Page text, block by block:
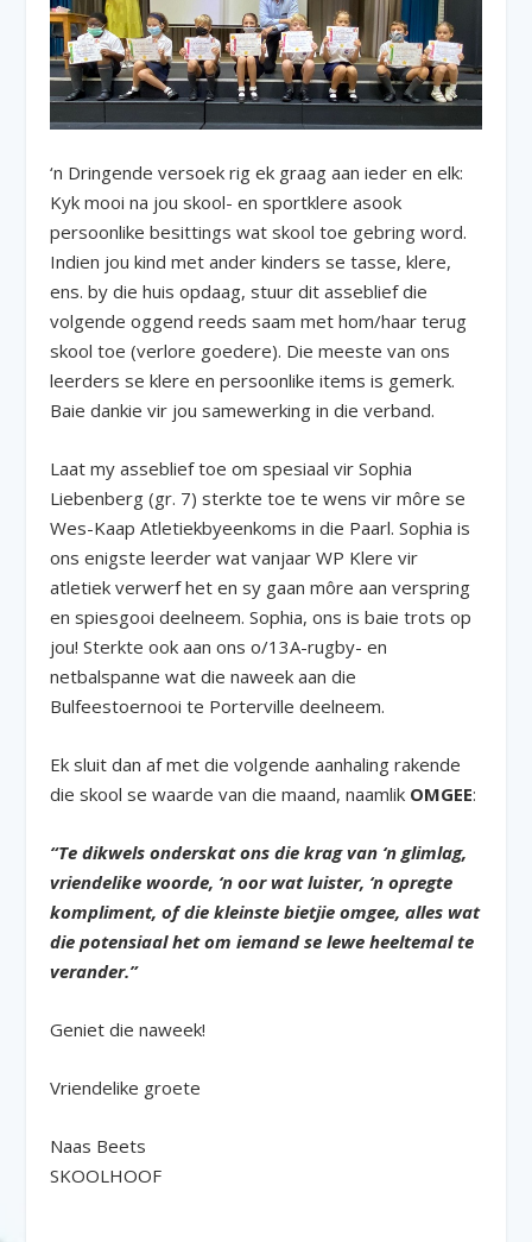
‘n Dringende versoek rig ek graag aan ieder en elk:
Kyk mooi na jou skool- en sportklere asook
persoonlike besittings wat skool toe gebring word.
Indien jou kind met ander kinders se tasse, klere,
ens. by die huis opdaag, stuur dit asseblief die
volgende oggend reeds saam met hom/haar terug
skool toe (verlore goedere). Die meeste van ons
leerders se klere en persoonlike items is gemerk.
Baie dankie vir jou samewerking in die verband.
Laat my asseblief toe om spesiaal vir Sophia
Liebenberg (gr. 7) sterkte toe te wens vir môre se
Wes-Kaap Atletiekbyeenkoms in die Paarl. Sophia is
ons enigste leerder wat vanjaar WP Klere vir
atletiek verwerf het en sy gaan môre aan verspring
en spiesgooi deelneem. Sophia, ons is baie trots op
jou! Sterkte ook aan ons o/13A-rugby- en
netbalspanne wat die naweek aan die
Bulfeestoernooi te Porterville deelneem.
Ek sluit dan af met die volgende aanhaling rakende
die skool se waarde van die maand, naamlik OMGEE:
“Te dikwels onderskat ons die krag van ‘n glimlag,
vriendelike woorde, ‘n oor wat luister, ‘n opregte
kompliment, of die kleinste bietjie omgee, alles wat
die potensiaal het om iemand se lewe heeltemal te
verander.”
Geniet die naweek!
Vriendelike groete
Naas Beets
SKOOLHOOF